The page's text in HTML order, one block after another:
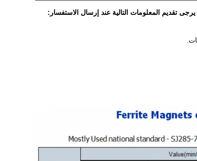
تقديم المعلومات التالية عند إرسال الاستفسار: